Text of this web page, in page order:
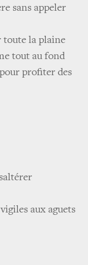
sans appeler
toute la plaine
tout au fond
profiter des
aux aguets